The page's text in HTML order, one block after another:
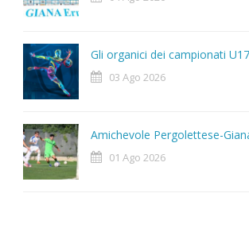
Gli organici dei campionati
03 Ago 2026
Amichevole Pergolettese-
01 Ago 2026